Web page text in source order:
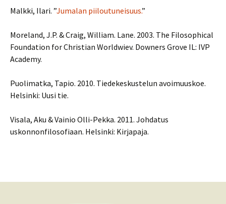
Malkki, Ilari. ”Jumalan piiloutuneisuus.”
Moreland, J.P. & Craig, William. Lane. 2003. The Filosophical
Foundation for Christian Worldwiev. Downers Grove IL: IVP
Academy.
Puolimatka, Tapio. 2010. Tiedekeskustelun avoimuuskoe.
Helsinki: Uusi tie.
Visala, Aku & Vainio Olli-Pekka. 2011. Johdatus
uskonnonfilosofiaan. Helsinki: Kirjapaja.